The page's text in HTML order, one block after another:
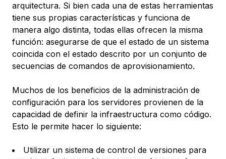
arquitectura. Si bien cada una de estas herramientas
tiene sus propias características y funciona de
manera algo distinta, todas ellas ofrecen la misma
función: asegurarse de que el estado de un sistema
coincida con el estado descrito por un conjunto de
secuencias de comandos de aprovisionamiento.
Muchos de los beneficios de la administración de
configuración para los servidores provienen de la
capacidad de definir la infraestructura como código.
Esto le permite hacer lo siguiente:
Utilizar un sistema de control de versiones para